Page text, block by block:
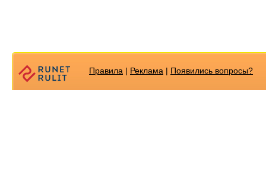
Правила | Реклама | Появилиcь вопросы?